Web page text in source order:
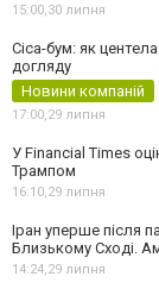
15:00,30 липня
Cica-бум: як
догляду
Новини компаній
17:00,29 липня
У Financial Times
Трампом
16:10,29 липня
Іран уперше після
Близькому Сході.
14:24,29 липня